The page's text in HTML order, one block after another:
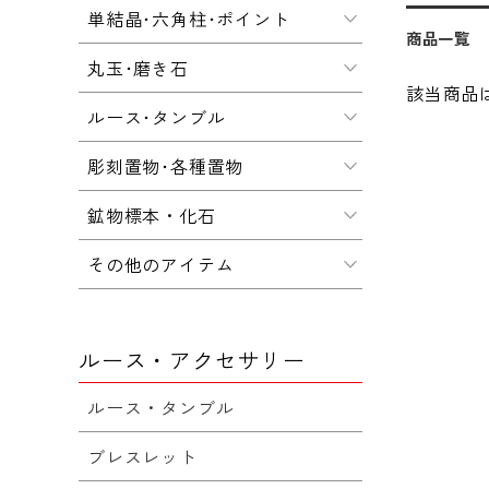
商品一覧
該当商品
単結晶･六角柱･ポイント
丸玉･磨き石
ルース･タンブル
彫刻置物･各種置物
鉱物標本・化石
その他のアイテム
ルース・アクセサリー
ルース・タンブル
ブレスレット